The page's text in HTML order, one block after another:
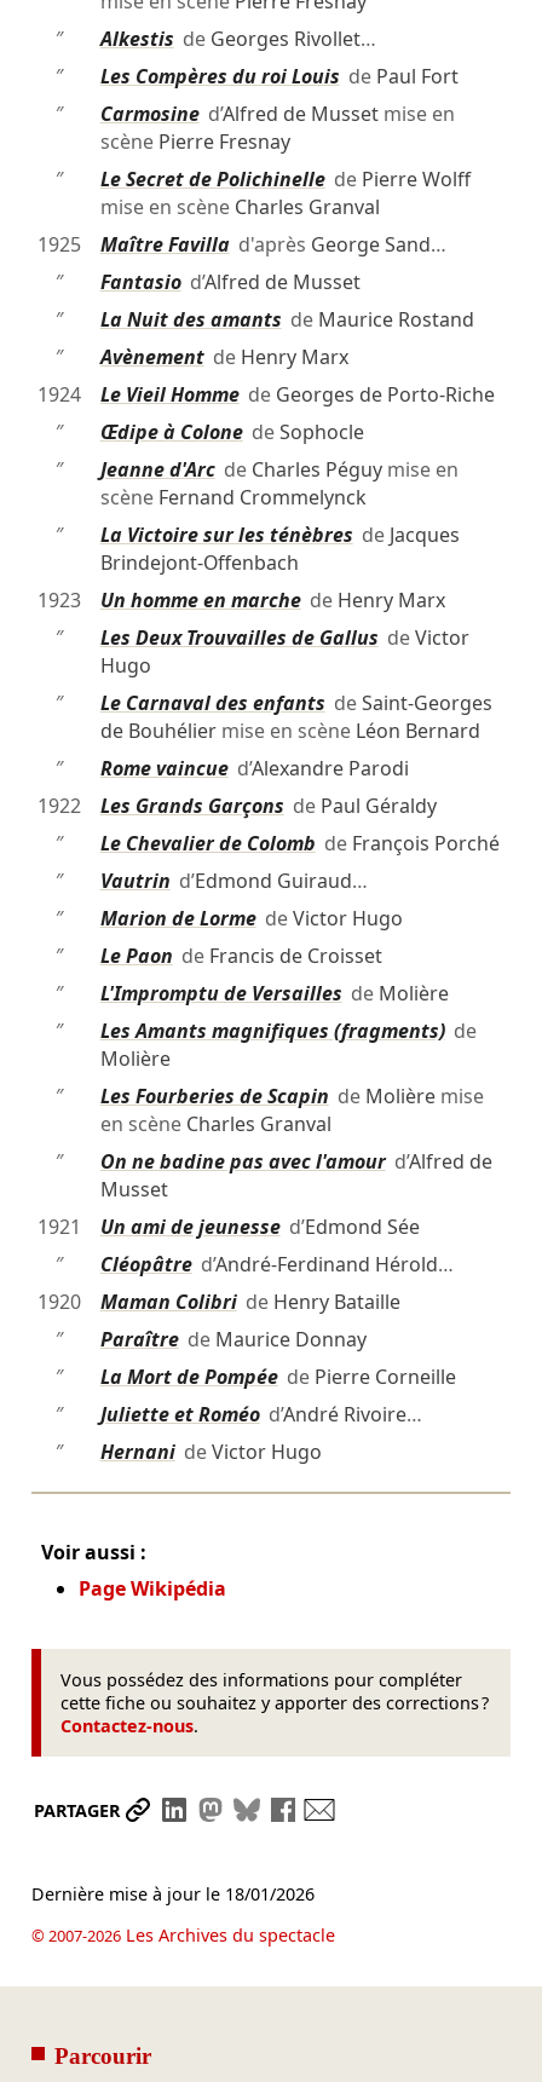
″
Alkestis de Georges Rivollet…
″
Les Compères du roi Louis de Paul Fort
″
Carmosined’Alfred de Mussetmise en
scène Pierre Fresnay
″
Le Secret de Polichinellede Pierre Wolff
mise en scène Charles Granval
1925
Maître Favillad'après George Sand…
″
Fantasiod’Alfred de Musset
″
La Nuit des amants de Maurice Rostand
″
Avènementde Henry Marx
1924
Le Vieil Hommede Georges de Porto-Riche
″
Œdipe à ColonedeSophocle
″
Jeanne d'Arcde Charles Péguymise en
scène Fernand Crommelynck
″
La Victoire sur les ténèbres de Jacques
Brindejont-Offenbach
1923
Un homme en marchede Henry Marx
″
Les Deux Trouvailles de Gallus deVictor
Hugo
″
Le Carnaval des enfants deSaint-Georges
de Bouhéliermise en scène Léon Bernard
″
Rome vaincued’Alexandre Parodi
1922
Les Grands Garçons de Paul Géraldy
″
Le Chevalier de Colomb de François Porché
″
Vautrin d’Edmond Guiraud…
″
Marion de LormedeVictor Hugo
″
Le Paon de Francis de Croisset
″
L'Impromptu de Versailles de Molière
″
Les Amants magnifiques (fragments)de
Molière
″
Les Fourberies de Scapin de Molièremise
en scène Charles Granval
″
On ne badine pas avec l'amourd’Alfred de
Musset
1921
Un ami de jeunessed’Edmond Sée
″
Cléopâtred’André-Ferdinand Hérold…
1920
Maman Colibride Henry Bataille
″
Paraîtrede Maurice Donnay
″
La Mort de Pompéede Pierre Corneille
″
Juliette et Roméod’André Rivoire…
″
HernanideVictor Hugo
Voir aussi :
Page Wikipédia
Vous possédez des informations pour compléter
cette fiche ou souhaitez y apporter des corrections ?
Contactez-nous.
PARTAGER Partager le lien
Partager sur LinkedIn
Partager sur Mastodon
Partager sur Bluesky
Partager sur Facebook
Dernière mise à jour le 18/01/2026
© 2007-2026Les Archives du spectacle
Parcourir